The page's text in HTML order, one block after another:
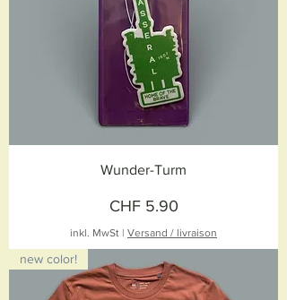
Wunder-Turm
Preis
CHF 5.90
inkl. MwSt | Versand / livraison
new color!